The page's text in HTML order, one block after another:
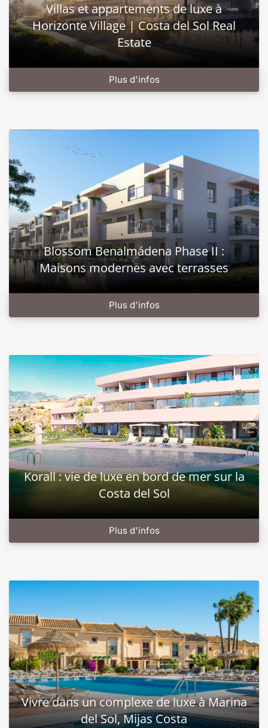
Villas et appartements de luxe à
Horizonte Village | Costa del Sol Real
Estate
Plus d'infos
Blossom Benalmádena Phase II :
Maisons modernes avec terrasses
Plus d'infos
Korall : vie de luxe en bord de mer sur la
Costa del Sol
Plus d'infos
Vivre dans un complexe de luxe à Marina
del Sol, Mijas Costa